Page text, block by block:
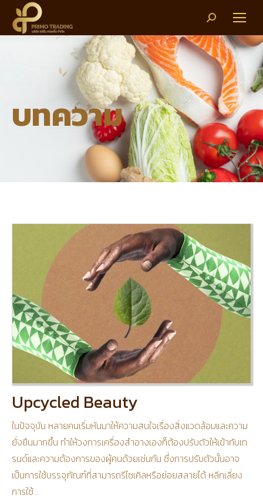
Search:
บทความ
Upcycled Beauty
ในปัจจุบัน หลายคนเริ่มหันมาให้ความสนใจเรื่องสิ่งแวดล้อมและความ
ยั่งยืนมากขึ้น ทำให้วงการเครื่องสำอางเองก็ต้องปรับตัวให้เข้ากับเท
รนด์และความต้องการของผู้คนด้วยเช่นกัน ซึ่งการปรับตัวนั้นอาจ
เป็นการใช้บรรจุภัณฑ์ที่สามารถรีไซเคิลหรือย่อยสลายได้ หลีกเลี่ยง
การใช้…